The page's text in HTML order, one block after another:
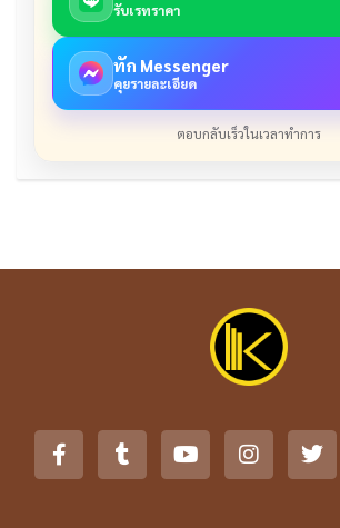
รับเรทราคา
ทัก Messenger
คุยรายละเอียด
ตอบกลับเร็วในเวลาทำการ